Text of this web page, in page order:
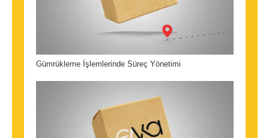
Gümrükleme İşlemlerinde Süreç Yönetimi